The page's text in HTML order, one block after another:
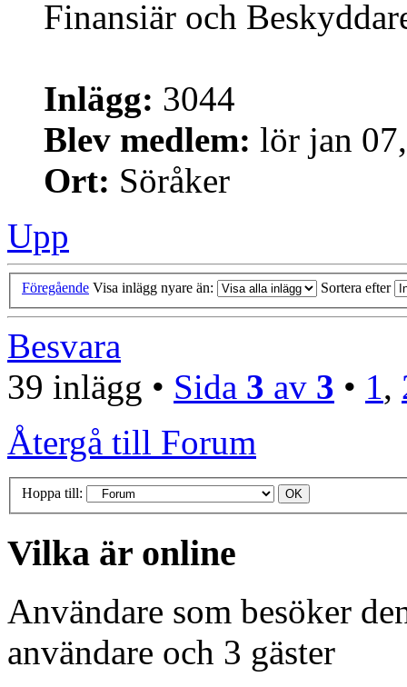
Finansiär och
Inlägg: 3044
Blev medlem: lör jan
Ort: Söråker
Upp
Föregående Visa inlägg nyare än: Sortera efter
Besvara
39 inlägg • Sida 3 av 3 • 1,
Återgå till Forum
Hoppa till:
Vilka är online
Användare som besöker
användare och 3 gäster